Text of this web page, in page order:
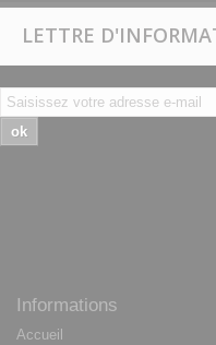
LETTRE
ok
Informations
Accueil